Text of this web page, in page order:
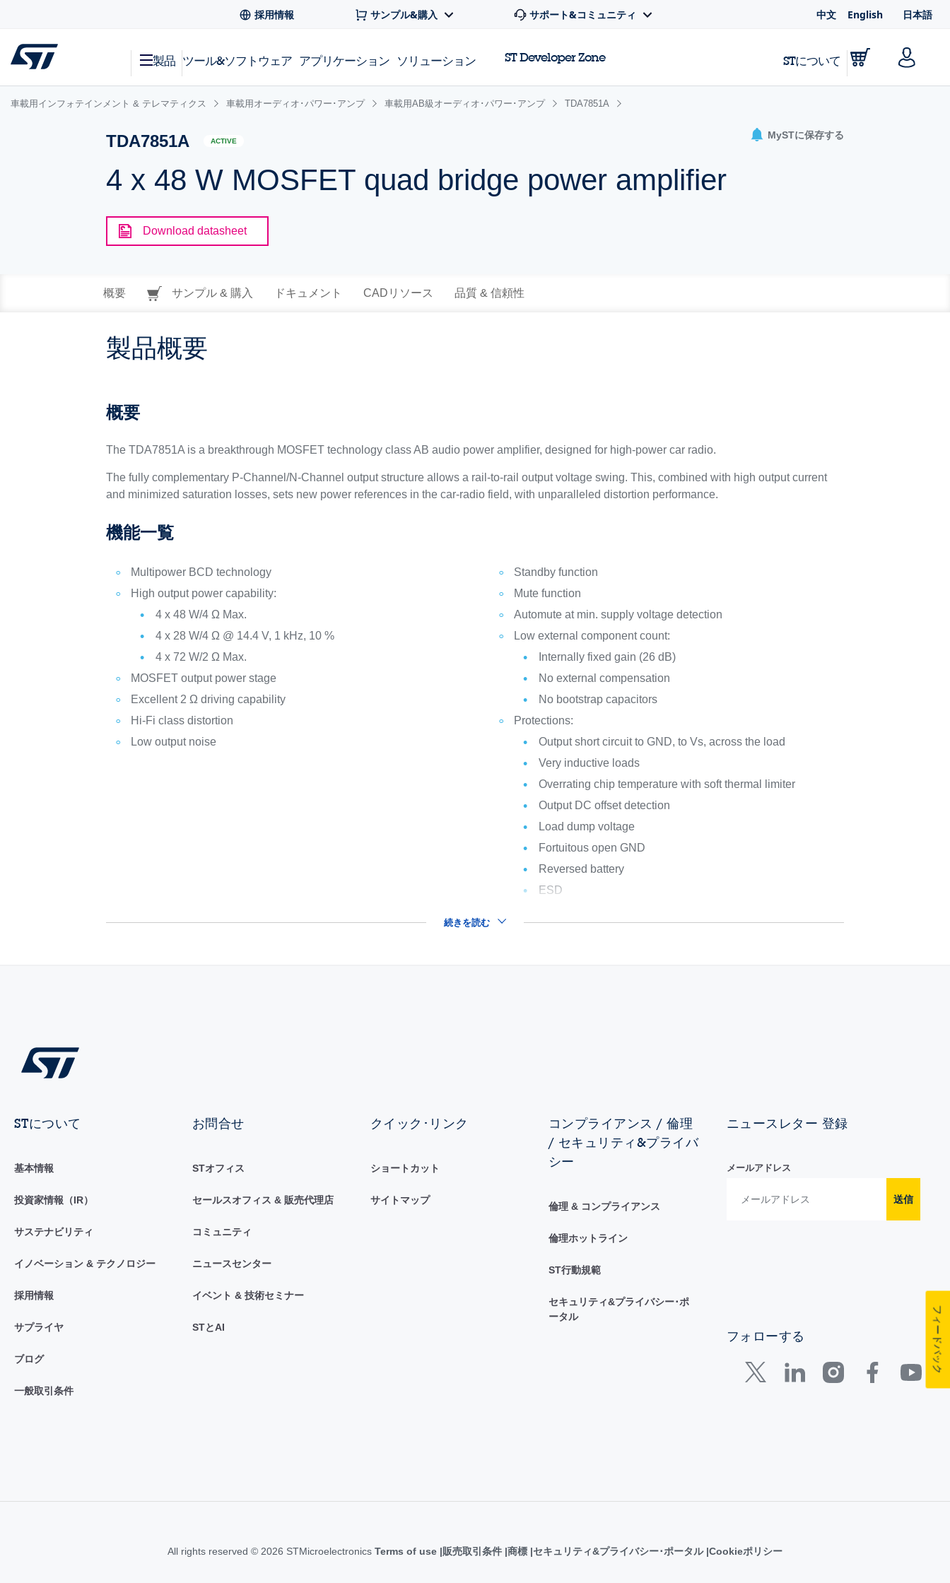
採用情報 サンプル&購入 サポート&コミュニティ 中文 English 日本語
製品 ツール&ソフトウェア アプリケーション ソリューション ST Developer Zone STについて
車載用インフォテインメント & テレマティクス 車載用オーディオ･パワー･アンプ 車載用AB級オーディオ･パワー･アンプ TDA7851A
TDA7851A ACTIVE
4 x 48 W MOSFET quad bridge power amplifier
MySTに保存する
Download datasheet
概要 サンプル & 購入 ドキュメント CADリソース 品質 & 信頼性
製品概要
概要
The TDA7851A is a breakthrough MOSFET technology class AB audio power amplifier, designed for high-power car radio.
The fully complementary P-Channel/N-Channel output structure allows a rail-to-rail output voltage swing. This, combined with high output current
and minimized saturation losses, sets new power references in the car-radio field, with unparalleled distortion performance.
機能一覧
Multipower BCD technology
High output power capability:
4 x 48 W/4 Ω Max.
4 x 28 W/4 Ω @ 14.4 V, 1 kHz, 10 %
4 x 72 W/2 Ω Max.
MOSFET output power stage
Excellent 2 Ω driving capability
Hi-Fi class distortion
Low output noise
Standby function
Mute function
Automute at min. supply voltage detection
Low external component count:
Internally fixed gain (26 dB)
No external compensation
No bootstrap capacitors
Protections:
Output short circuit to GND, to Vs, across the load
Very inductive loads
Overrating chip temperature with soft thermal limiter
Output DC offset detection
Load dump voltage
Fortuitous open GND
Reversed battery
ESD
続きを読む
STについて
基本情報
投資家情報（IR）
サステナビリティ
イノベーション & テクノロジー
採用情報
サプライヤ
ブログ
一般取引条件
お問合せ
STオフィス
セールスオフィス & 販売代理店
コミュニティ
ニュースセンター
イベント & 技術セミナー
STとAI
クイック･リンク
ショートカット
サイトマップ
コンプライアンス / 倫理
/ セキュリティ&プライバ
シー
倫理 & コンプライアンス
倫理ホットライン
ST行動規範
セキュリティ&プライバシー･ポ
ータル
ニュースレター 登録
メールアドレス
送信
フォローする
All rights reserved © 2026 STMicroelectronics Terms of use 販売取引条件 商標 セキュリティ&プライバシー･ポータル Cookieポリシー
フィードバック